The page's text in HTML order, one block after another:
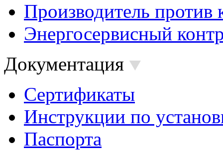
Производитель против
Энергосервисный
Документация
Сертификаты
Инструкции по
Паспорта